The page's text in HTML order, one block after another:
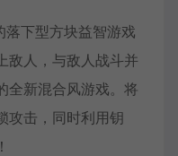
下型方块益智游戏
敌人，与敌人战斗并
全新混合风游戏。将
攻击，同时利用钥